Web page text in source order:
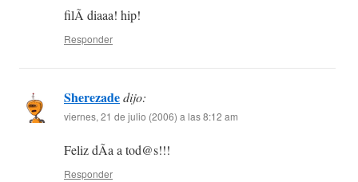
filÃ­ diaaa! hip!
Responder
Sherezadedijo:
viernes, 21 de julio (2006) a las 8:12 am
Feliz dÃ­a a tod@s!!!
Responder